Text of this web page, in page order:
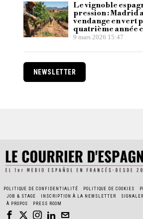
Le vignoble
pression : Madrid
vendange en vert
quatrième année
9 mars 2026 15:47
NEWSLETTER
POLITIQUE DE CONFIDENTIALITÉ POLITIQUE DE COOKIES
JOB & STAGE
INSCRIPTION À LA NEWSLETTER
À PROPOS
PRESS ROOM